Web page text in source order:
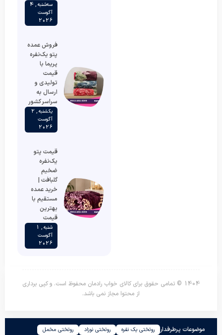
سه‌شنبه , 4
آگوست
2026
فروش عمده
پتو یک‌نفره
پریما با
قیمت
تولیدی و
ارسال به
سراسر کشور
یکشنبه , 2
آگوست
2026
قیمت پتو
یک‌نفره
ضخیم
گلبافت |
خرید عمده
مستقیم با
بهترین
قیمت
شنبه , 1
آگوست
2026
1404 © تمامی حقوق برای کالای خواب رادمان محفوظ است. و کپی برداری
از محتوا مجاز نمی باشد.
موضوعات پرطرفدار روتختی یک نفره روتختی نوزاد روتختی مخمل